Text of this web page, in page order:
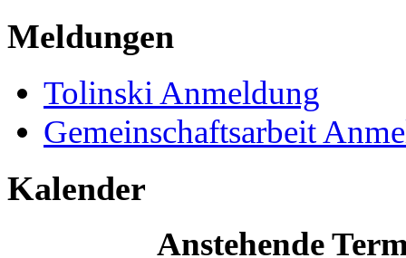
Meldungen
Tolinski Anmeldung
Gemeinschaftsarbeit
Kalender
Anstehende